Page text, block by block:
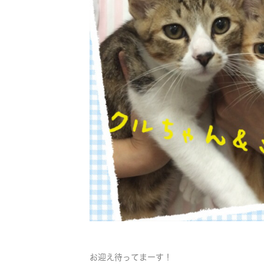
お迎え待ってまーす！